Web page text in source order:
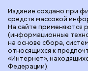
Издание создано при
средств массовой
На сайте применяются
(информационные
на основе сбора,
относящихся к
«Интернет»,
Федерации).